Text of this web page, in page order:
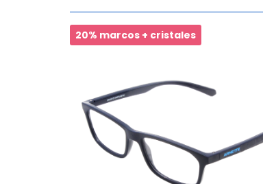
20% marcos + cristales